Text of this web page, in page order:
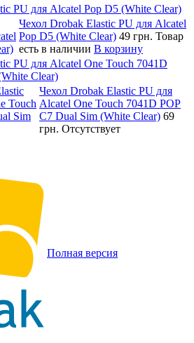
PU для Alcatel Pop D5 (White Clear)
Чехол Drobak Elastic PU для Alcatel
Pop D5 (White Clear) 49 грн. Товар
есть в наличии В корзину
PU для Alcatel One Touch 7041D
Clear)
Чехол Drobak Elastic PU для
Alcatel One Touch 7041D POP
C7 Dual Sim (White Clear) 69
грн. Отсутствует
Полная версия